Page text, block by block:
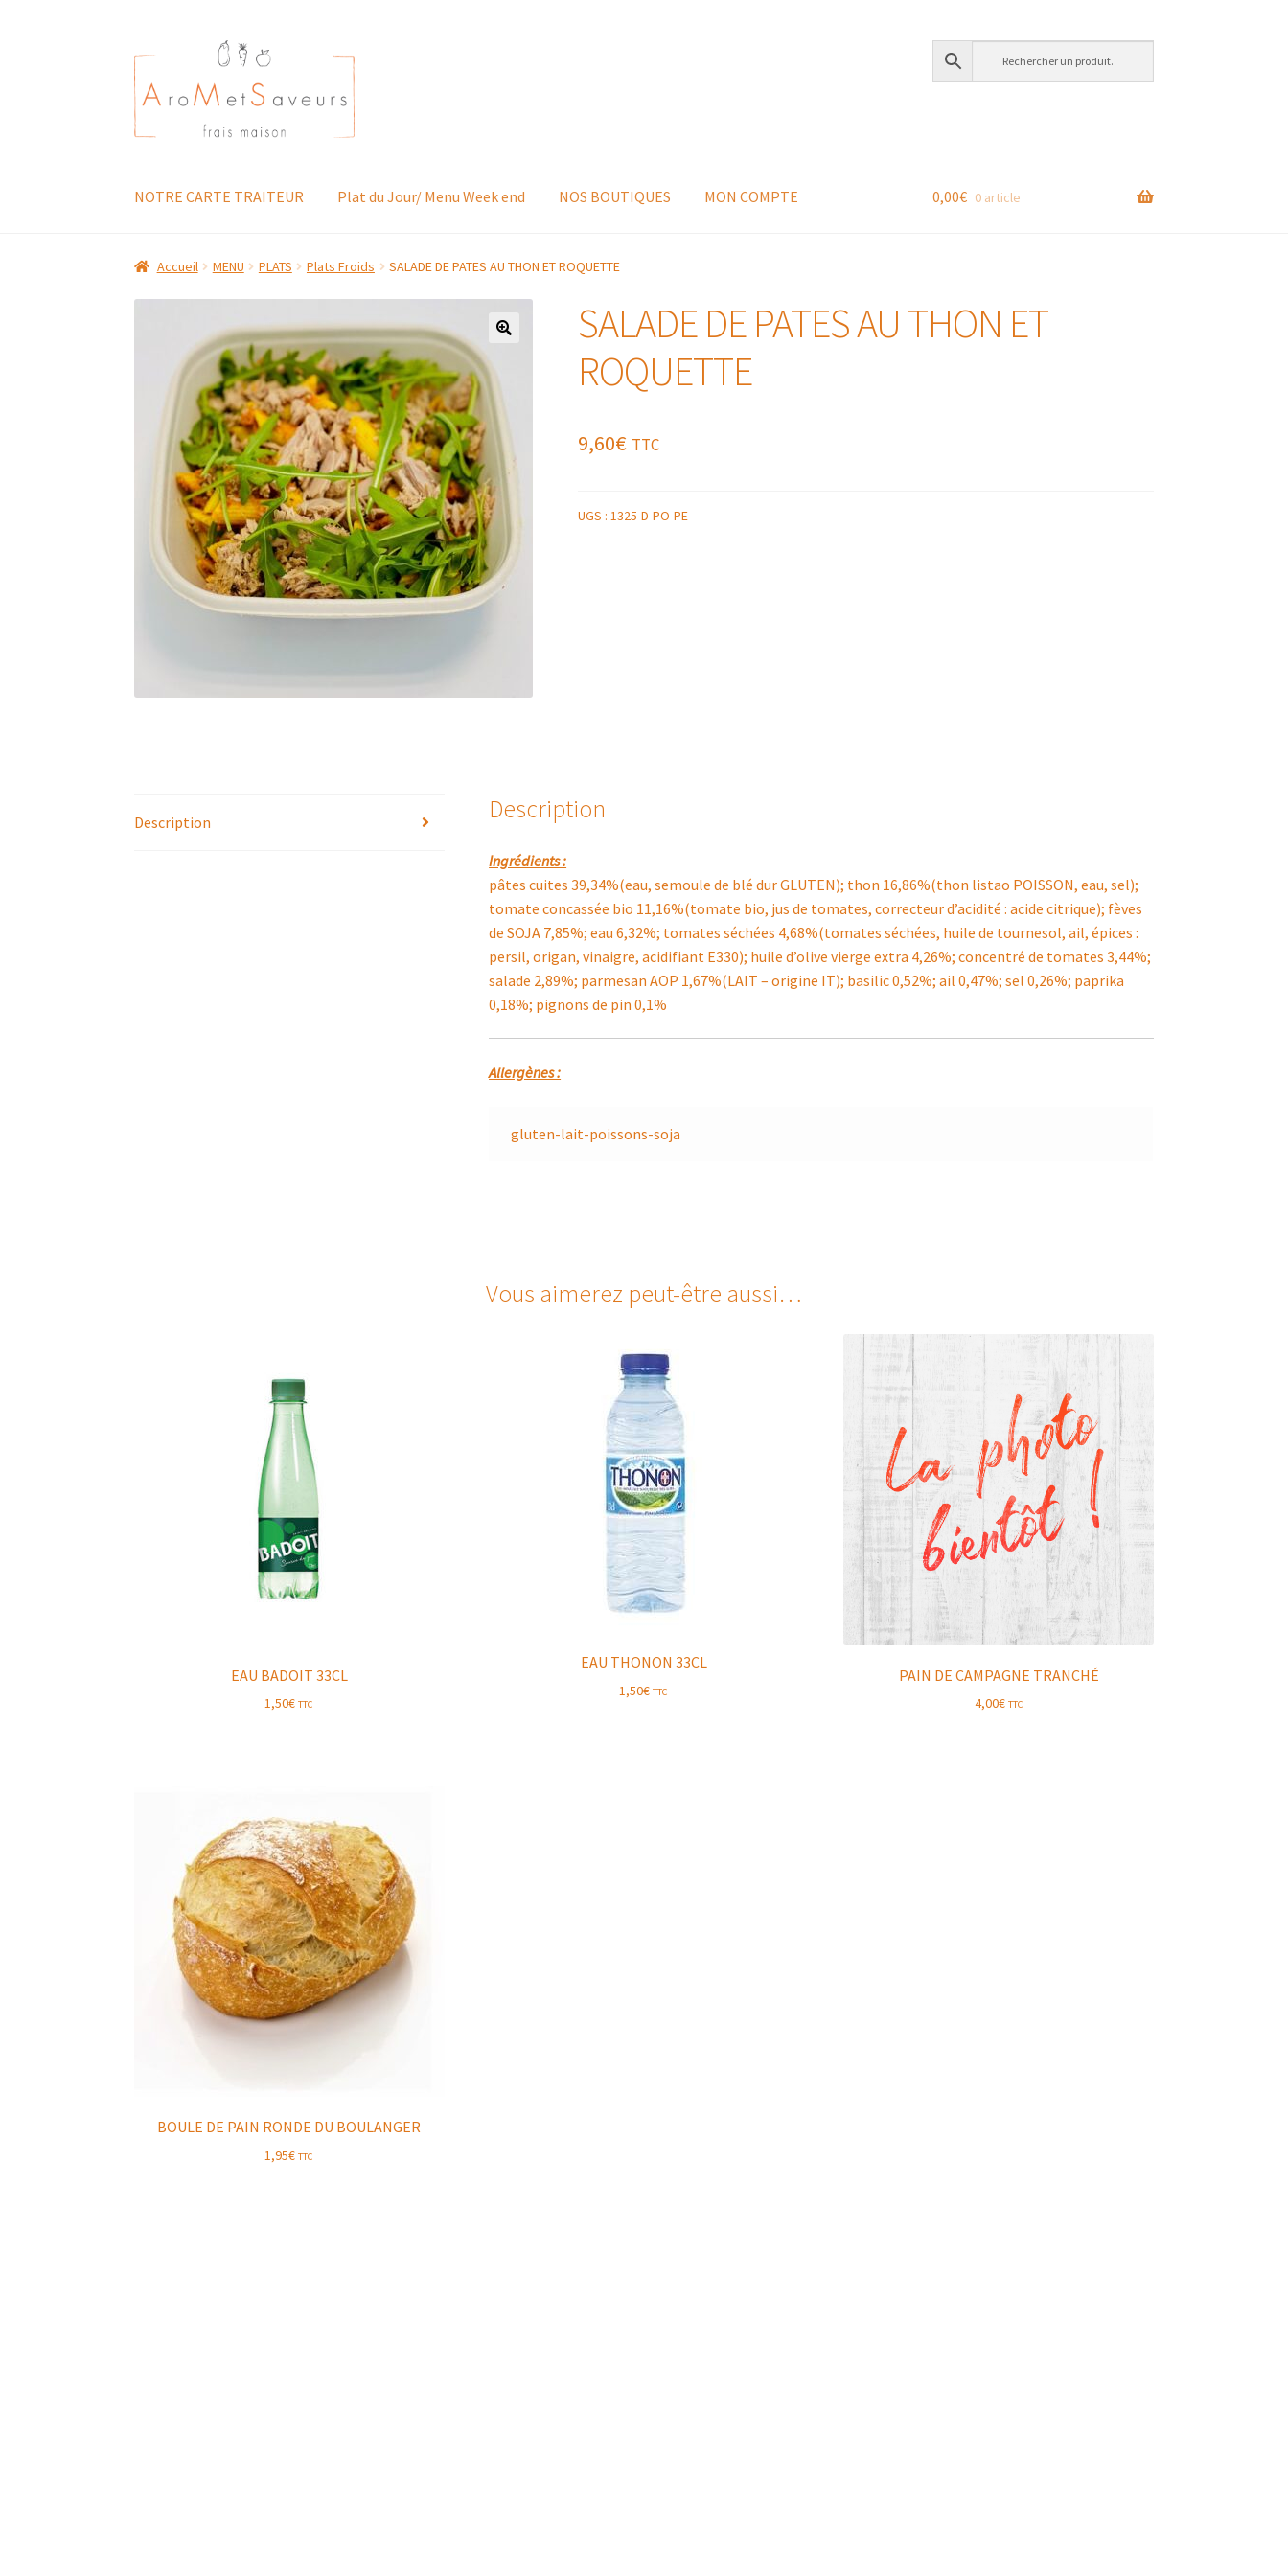
Aller
à
la
navigation
Aller
au
contenu
NOTRE CARTE TRAITEUR Plat du Jour/ Menu Week end NOS BOUTIQUES MON COMPTE 0,00€ 0 article
Accueil MENU PLATS Plats Froids SALADE DE PATES AU THON ET ROQUETTE
SALADE DE PATES AU THON ET
ROQUETTE
9,60€ TTC
UGS : 1325-D-PO-PE
Description Description
Ingrédients :
pâtes cuites 39,34%(eau, semoule de blé dur GLUTEN); thon 16,86%(thon listao POISSON, eau, sel);
tomate concassée bio 11,16%(tomate bio, jus de tomates, correcteur d’acidité : acide citrique); fèves
de SOJA 7,85%; eau 6,32%; tomates séchées 4,68%(tomates séchées, huile de tournesol, ail, épices :
persil, origan, vinaigre, acidifiant E330); huile d’olive vierge extra 4,26%; concentré de tomates 3,44%;
salade 2,89%; parmesan AOP 1,67%(LAIT – origine IT); basilic 0,52%; ail 0,47%; sel 0,26%; paprika
0,18%; pignons de pin 0,1%
Allergènes :
gluten-lait-poissons-soja
Vous aimerez peut-être aussi…
EAU BADOIT 33CL
1,50€ TTC
EAU THONON 33CL
1,50€ TTC
PAIN DE CAMPAGNE TRANCHÉ
4,00€ TTC
BOULE DE PAIN RONDE DU BOULANGER
1,95€ TTC